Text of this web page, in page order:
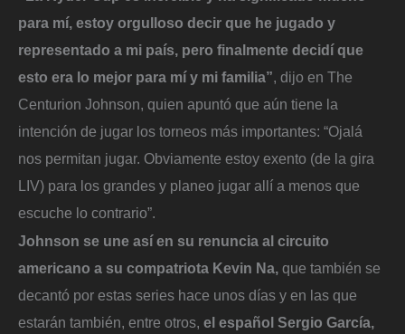
para mí, estoy orgulloso decir que he jugado y
representado a mi país, pero finalmente decidí que
esto era lo mejor para mí y mi familia”, dijo en The
Centurion Johnson, quien apuntó que aún tiene la
intención de jugar los torneos más importantes: “Ojalá
nos permitan jugar. Obviamente estoy exento (de la gira
LIV) para los grandes y planeo jugar allí a menos que
escuche lo contrario”.
Johnson se une así en su renuncia al circuito
americano a su compatriota Kevin Na, que también se
decantó por estas series hace unos días y en las que
estarán también, entre otros, el español Sergio García,